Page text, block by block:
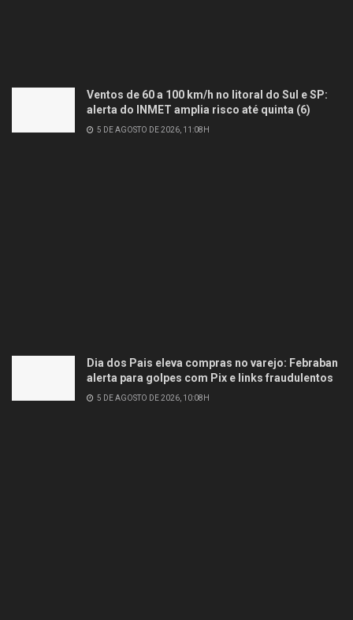
Ventos de 60 a 100 km/h no litoral do Sul e SP:
alerta do INMET amplia risco até quinta (6)
5 DE AGOSTO DE 2026, 11:08H
Dia dos Pais eleva compras no varejo: Febraban
alerta para golpes com Pix e links fraudulentos
5 DE AGOSTO DE 2026, 10:08H